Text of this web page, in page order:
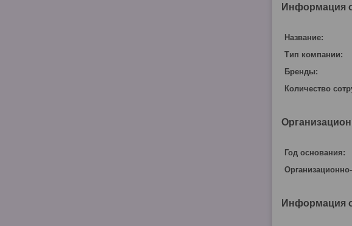
Информация
Название:
Тип компании:
Бренды:
Количество
Год основания:
Информация